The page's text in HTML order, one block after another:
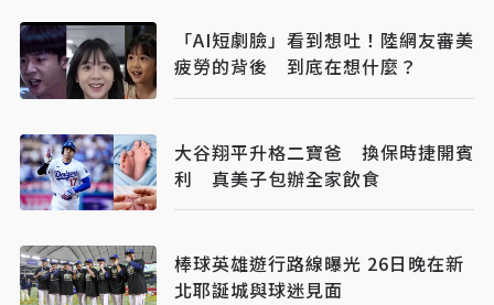
「AI短劇臉」看到想吐！陸網友審美
疲勞的背後 到底在想什麼？
大谷翔平升格二寶爸 換保時捷開賓
利 真美子包辦全家飲食
棒球英雄遊行路線曝光 26日晚在新
北耶誕城與球迷見面